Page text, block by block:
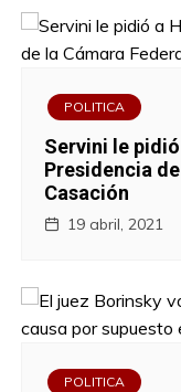
POLITICA
Servini le
Presidencia
Casación
19 abril, 2021
POLITICA